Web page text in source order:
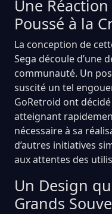
Une
Poussé à la
La conception de
Sega découle d’une
communauté. Un
suscité un tel
GoRetroid ont
atteignant
nécessaire à sa
d’autres initiatives
aux attentes des
Un Design
Grands